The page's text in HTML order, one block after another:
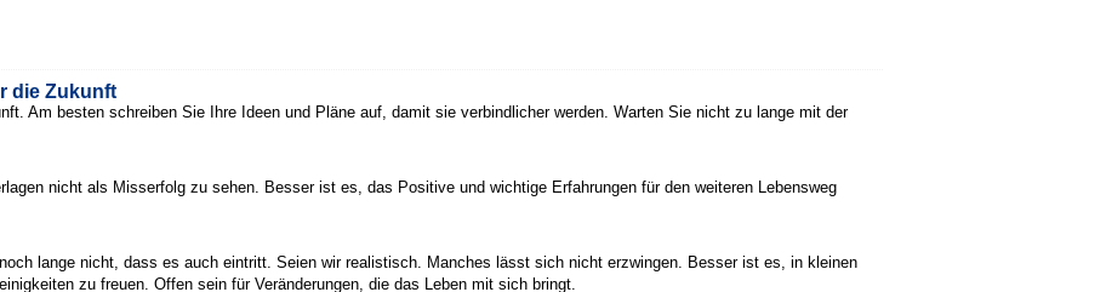
die Zukunft
Am besten schreiben Sie Ihre Ideen und Pläne auf, damit sie verbindlicher werden. Warten Sie nicht zu lange mit der
nicht als Misserfolg zu sehen. Besser ist es, das Positive und wichtige Erfahrungen für den weiteren Lebensweg
lange nicht, dass es auch eintritt. Seien wir realistisch. Manches lässt sich nicht erzwingen. Besser ist es, in kleinen
zu freuen. Offen sein für Veränderungen, die das Leben mit sich bringt.